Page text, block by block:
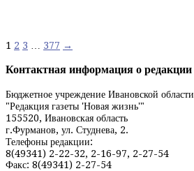
Навигация
по
1 2 3 377 →
Контактная информация о редакции
Бюджетное учреждение Ивановской области
"Редакция газеты 'Новая жизнь'"
155520, Ивановская область
г.Фурманов, ул. Студнева, 2.
Телефоны редакции:
8(49341) 2-22-32, 2-16-97, 2-27-54
Факс: 8(49341) 2-27-54